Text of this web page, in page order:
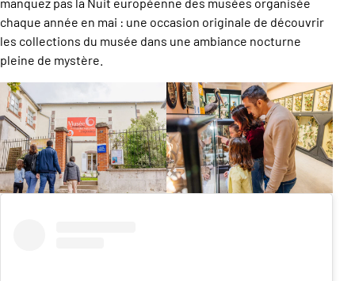
chaque année en mai : une occasion originale de découvrir
les collections du musée dans une ambiance nocturne
pleine de mystère.